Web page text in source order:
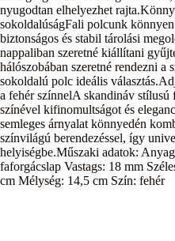
nyugodtan elhelyezhet
sokoldalúságFali polcunk
biztonságos és stabil tárolási
nappaliban szeretné kiállítani
hálószobában szeretné rendezni a
sokoldalú polc ideális
a fehér színnelA skandináv stílusú
színével kifinomultságot és
semleges árnyalat könnyedén
színvilágú berendezéssel, így
helyiségbe.Műszaki adatok:
faforgácslap Vastags: 18 mm
cm Mélység: 14,5 cm Szín: fehér